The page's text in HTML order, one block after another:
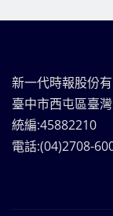
新一代時報股份
臺中市西屯區臺
統編:45882210
電話:(04)2708-